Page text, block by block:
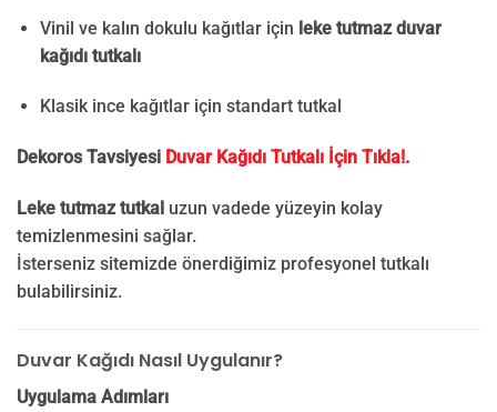
Vinil ve kalın dokulu kağıtlar için leke tutmaz duvar
kağıdı tutkalı
Klasik ince kağıtlar için standart tutkal
Dekoros Tavsiyesi Duvar Kağıdı Tutkalı İçin Tıkla!.
Leke tutmaz tutkal uzun vadede yüzeyin kolay
temizlenmesini sağlar.
İsterseniz sitemizde önerdiğimiz profesyonel tutkalı
bulabilirsiniz.
Duvar Kağıdı Nasıl Uygulanır?
Uygulama Adımları